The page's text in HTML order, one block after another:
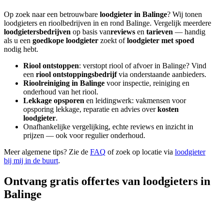
Op zoek naar een betrouwbare loodgieter in Balinge? Wij tonen
loodgieters en rioolbedrijven in en rond Balinge. Vergelijk meerdere
loodgietersbedrijven op basis vanreviews en tarieven — handig
als u een goedkope loodgieter zoekt ofloodgieter met spoed
nodig hebt.
Riool ontstoppen: verstopt riool of afvoer in Balinge? Vind
een riool ontstoppingsbedrijfvia onderstaande aanbieders.
Rioolreiniging in Balinge voor inspectie, reiniging en
onderhoud van het riool.
Lekkage opsporen en leidingwerk: vakmensen voor
opsporing lekkage, reparatie en advies overkosten
loodgieter.
Onafhankelijke vergelijking, echte reviews en inzicht in
prijzen — ook voor regulier onderhoud.
Meer algemene tips? Zie de FAQ of zoek op locatie via loodgieter
bij mij in de buurt.
Ontvang gratis offertes van loodgieters in
Balinge